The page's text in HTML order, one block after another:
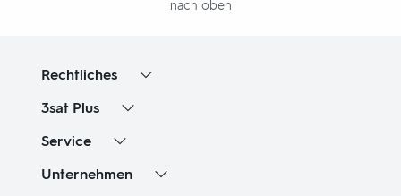
nach oben
Rechtliches
3sat Plus
Service
Unternehmen